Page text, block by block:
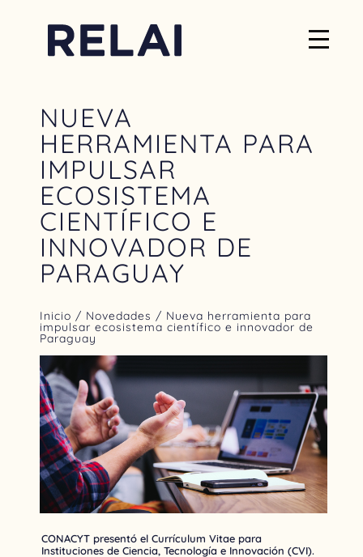
NUEVA
HERRAMIENTA PARA
IMPULSAR
ECOSISTEMA
CIENTÍFICO E
INNOVADOR DE
PARAGUAY
Inicio / Novedades / Nueva herramienta para
impulsar ecosistema científico e innovador de
Paraguay
CONACYT presentó el Currículum Vitae para
Instituciones de Ciencia, Tecnología e Innovación (CVI).